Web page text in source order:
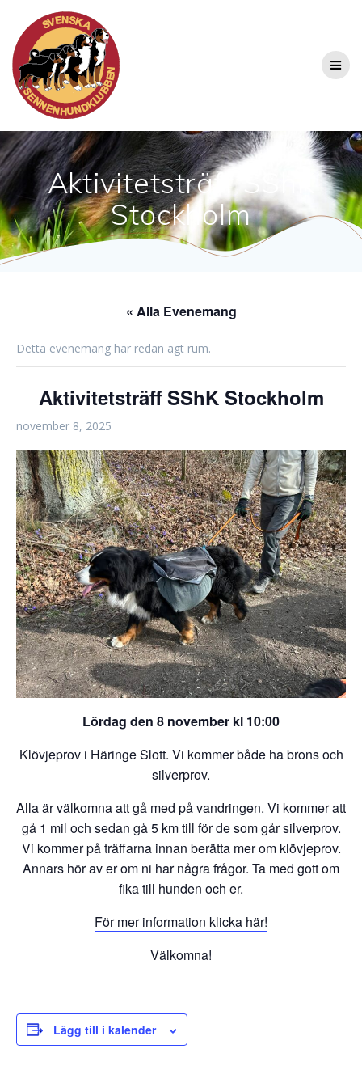
Aktivitetsträff SShK
Stockholm
« Alla Evenemang
Detta evenemang har redan ägt rum.
Aktivitetsträff SShK Stockholm
november 8, 2025
Lördag den 8 november kl 10:00
Klövjeprov i Häringe Slott. Vi kommer både ha brons och
silverprov.
Alla är välkomna att gå med på vandringen. Vi kommer att
gå 1 mil och sedan gå 5 km till för de som går silverprov.
Vi kommer på träffarna innan berätta mer om klövjeprov.
Annars hör av er om ni har några frågor. Ta med gott om
fika till hunden och er.
För mer information klicka här!
Välkomna!
Lägg till i kalender